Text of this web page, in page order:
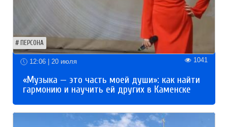
ПЕРСОНА
12:06 | 20 июля 1041
«Музыка — это часть моей души»: как найти
гармонию и научить ей других в Каменске